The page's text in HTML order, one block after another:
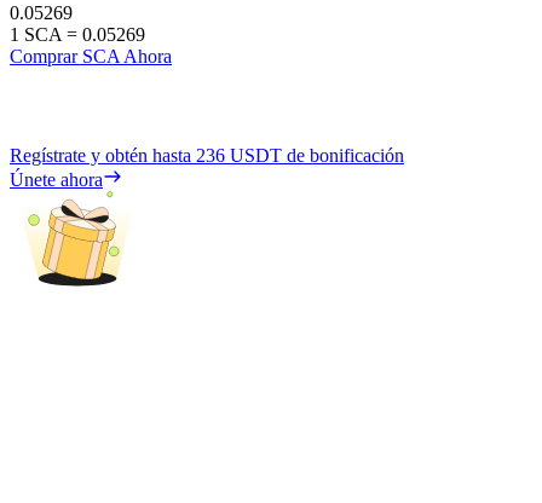
0.05269
1 SCA = 0.05269
Comprar SCA Ahora
Regístrate y obtén hasta 236 USDT de bonificación
Únete ahora